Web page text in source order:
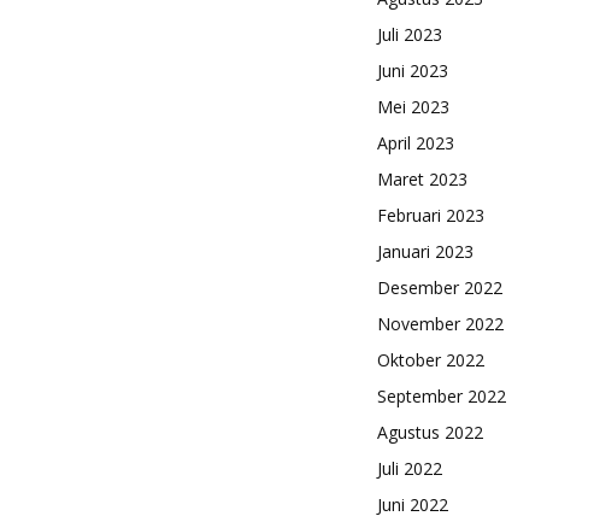
Juli 2023
Juni 2023
Mei 2023
April 2023
Maret 2023
Februari 2023
Januari 2023
Desember 2022
November 2022
Oktober 2022
September 2022
Agustus 2022
Juli 2022
Juni 2022